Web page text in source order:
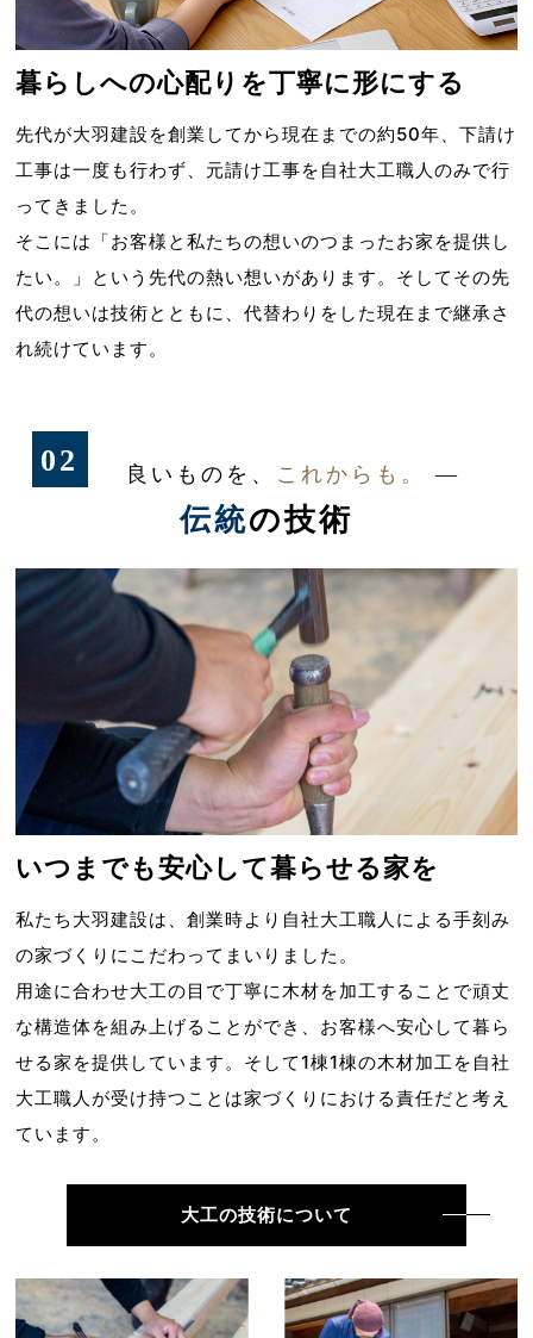
暮らしへの心配りを丁寧に形にする
先代が大羽建設を創業してから現在までの約50年、下請け
工事は一度も行わず、元請け工事を自社大工職人のみで行
ってきました。
そこには「お客様と私たちの想いのつまったお家を提供し
たい。」という先代の熱い想いがあります。そしてその先
代の想いは技術とともに、代替わりをした現在まで継承さ
れ続けています。
02 良いものを、 これからも。 ―
伝統の技術
いつまでも安心して暮らせる家を
私たち大羽建設は、創業時より自社大工職人による手刻み
の家づくりにこだわってまいりました。
用途に合わせ大工の目で丁寧に木材を加工することで頑丈
な構造体を組み上げることができ、お客様へ安心して暮ら
せる家を提供しています。そして1棟1棟の木材加工を自社
大工職人が受け持つことは家づくりにおける責任だと考え
ています。
大工の技術について